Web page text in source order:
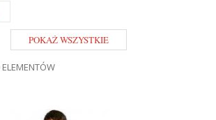
POKAŻ WSZYSTKIE